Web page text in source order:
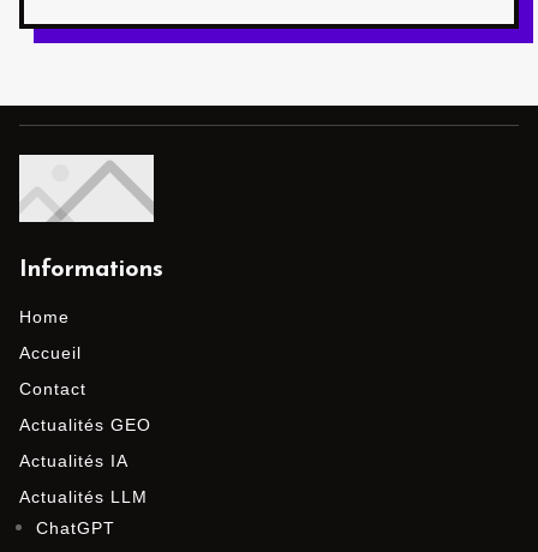
Informations
Home
Accueil
Contact
Actualités GEO
Actualités IA
Actualités LLM
ChatGPT